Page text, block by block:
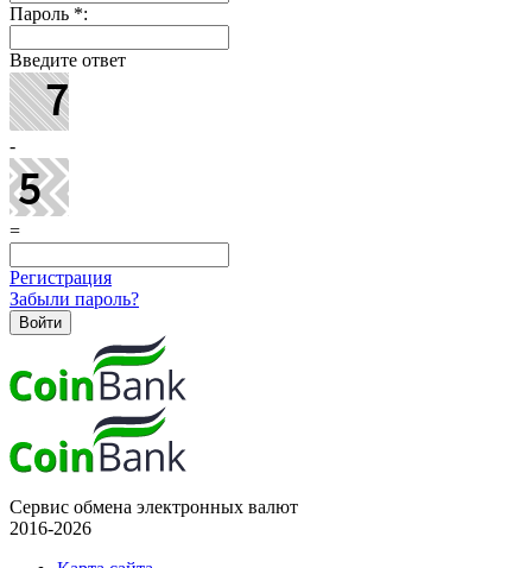
Пароль *:
Введите ответ
-
=
Регистрация
Забыли пароль?
Сервис обмена электронных валют
2016-2026